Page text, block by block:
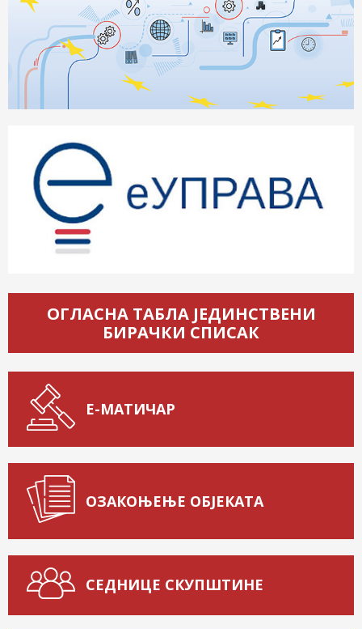
ОГЛАСНА ТАБЛА ЈЕДИНСТВЕНИ
БИРАЧКИ СПИСАК
Е-МАТИЧАР
ОЗАКОЊЕЊЕ ОБЈЕКАТА
СЕДНИЦЕ СКУПШТИНЕ